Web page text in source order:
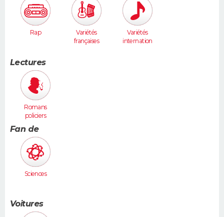
Rap
Variétés
françaises
Variétés
internation
Lectures
Romans
policiers
Fan de
Sciences
Voitures